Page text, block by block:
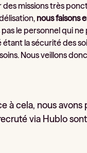
missions très
nous faisons
le personnel qui
la sécurité des
Nous veillons
à cela, nous
via Hublo